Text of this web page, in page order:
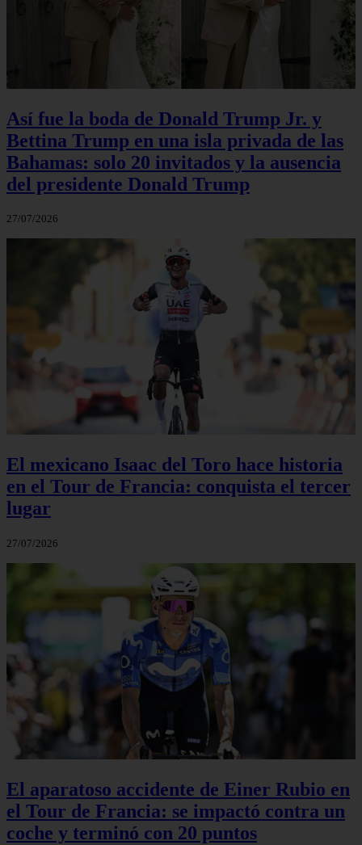
Así fue la boda de Donald Trump Jr. y
Bettina Trump en una isla privada de las
Bahamas: solo 20 invitados y la ausencia
del presidente Donald Trump
27/07/2026
El mexicano Isaac del Toro hace historia
en el Tour de Francia: conquista el tercer
lugar
27/07/2026
El aparatoso accidente de Einer Rubio en
el Tour de Francia: se impactó contra un
coche y terminó con 20 puntos